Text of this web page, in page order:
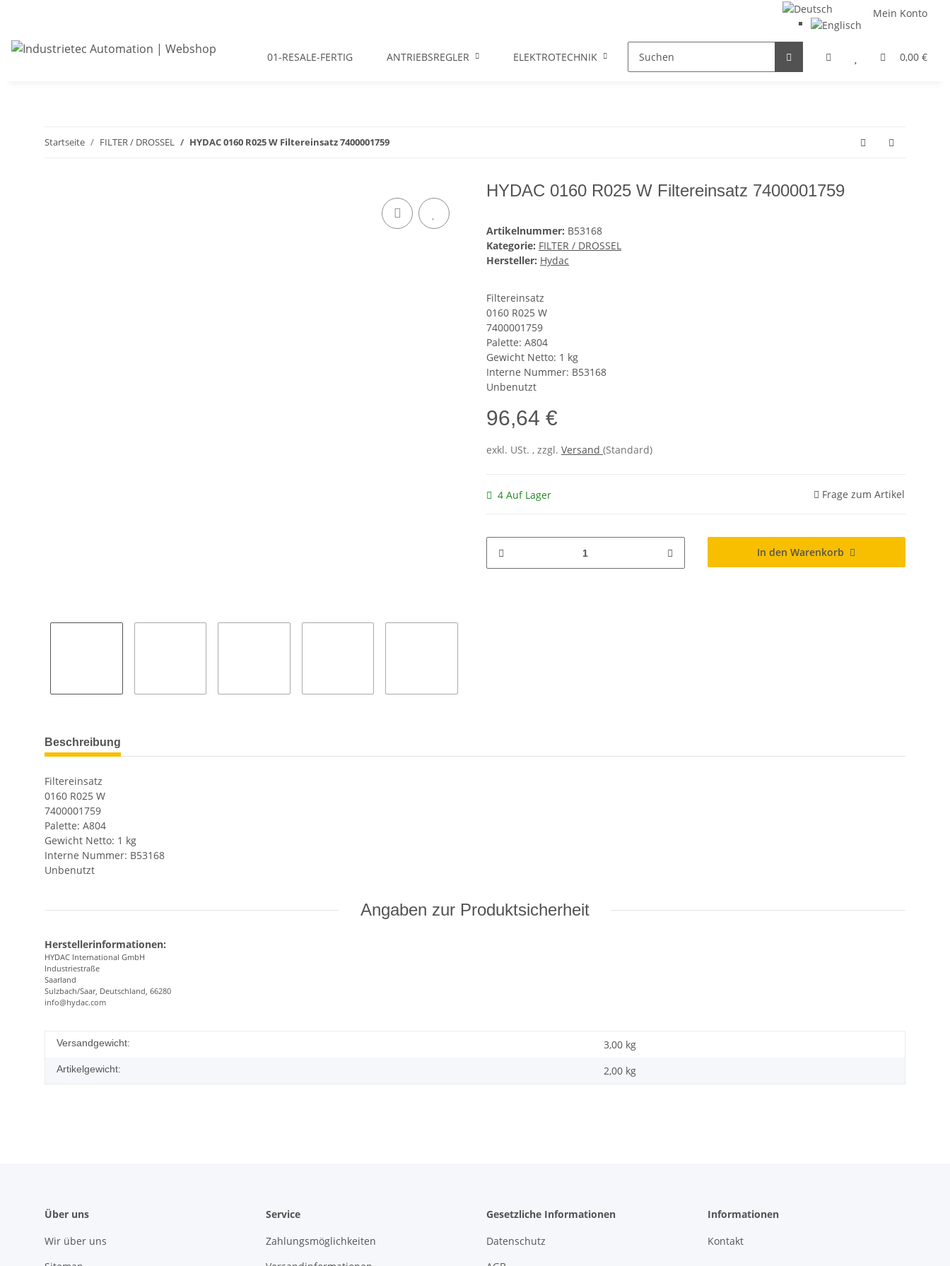
Mein Konto
0,00 €
01-RESALE-FERTIG ANTRIEBSREGLER ELEKTROTECHNIK FILTER / DROSSEL GETRIEBEMOTOREN HYDRAULIK
Startseite FILTER / DROSSEL HYDAC 0160 R025 W Filtereinsatz 7400001759
HYDAC 0160 R025 W Filtereinsatz 7400001759
Artikelnummer: B53168
Kategorie: FILTER / DROSSEL
Hersteller: Hydac
Filtereinsatz
0160 R025 W
7400001759
Palette: A804
Gewicht Netto: 1 kg
Interne Nummer: B53168
Unbenutzt
96,64 €
exkl. USt. , zzgl. Versand (Standard)
4 Auf Lager Frage zum Artikel
In den Warenkorb
Beschreibung
Filtereinsatz
0160 R025 W
7400001759
Palette: A804
Gewicht Netto: 1 kg
Interne Nummer: B53168
Unbenutzt
Angaben zur Produktsicherheit
Herstellerinformationen:
HYDAC International GmbH
Industriestraße
Saarland
Sulzbach/Saar, Deutschland, 66280
info@hydac.com
Versandgewicht: 3,00 kg
Artikelgewicht: 2,00 kg
Über uns
Wir über uns
Service
Zahlungsmöglichkeiten
Gesetzliche Informationen
Datenschutz
Informationen
Kontakt